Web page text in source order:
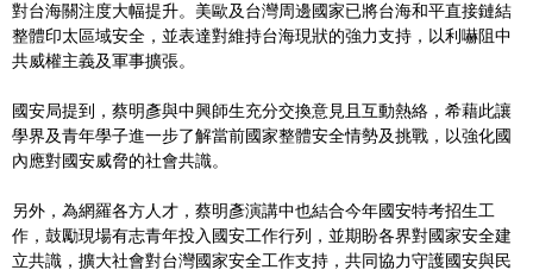
對台海關注度大幅提升。美歐及台灣周邊國家已將台海和平直接鏈結
整體印太區域安全，並表達對維持台海現狀的強力支持，以利嚇阻中
共威權主義及軍事擴張。
國安局提到，蔡明彥與中興師生充分交換意見且互動熱絡，希藉此讓
學界及青年學子進一步了解當前國家整體安全情勢及挑戰，以強化國
內應對國安威脅的社會共識。
另外，為網羅各方人才，蔡明彥演講中也結合今年國安特考招生工
作，鼓勵現場有志青年投入國安工作行列，並期盼各界對國家安全建
立共識，擴大社會對台灣國家安全工作支持，共同協力守護國安與民